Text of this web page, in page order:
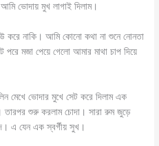
ভোদায় মুখ লাগাই দিলাম।
নাকি। আমি কোনো কথা না শুনে নোনতা
মজা পেয়ে গেলো আমার মাথা চাপ দিয়ে
মেখে ভোদার মুখে সেট করে দিলাম এক
তারপর শুরু করলাম চোদা। সারা রুম জুড়ে
এ যেন এক স্বর্গীয় সুখ।